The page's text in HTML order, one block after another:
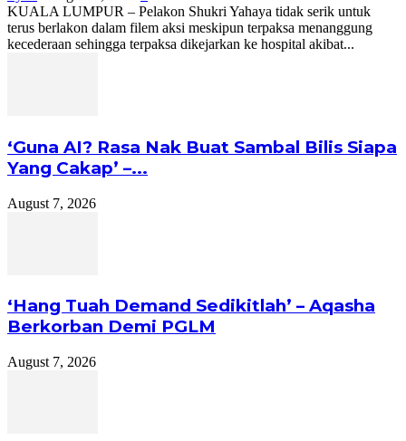
KUALA LUMPUR – Pelakon Shukri Yahaya tidak serik untuk
terus berlakon dalam filem aksi meskipun terpaksa menanggung
kecederaan sehingga terpaksa dikejarkan ke hospital akibat...
‘Guna AI? Rasa Nak Buat Sambal Bilis Siapa
Yang Cakap’ –...
August 7, 2026
‘Hang Tuah Demand Sedikitlah’ – Aqasha
Berkorban Demi PGLM
August 7, 2026